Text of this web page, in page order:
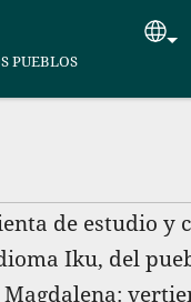
PUEBLOS
de estudio y
Iku, del